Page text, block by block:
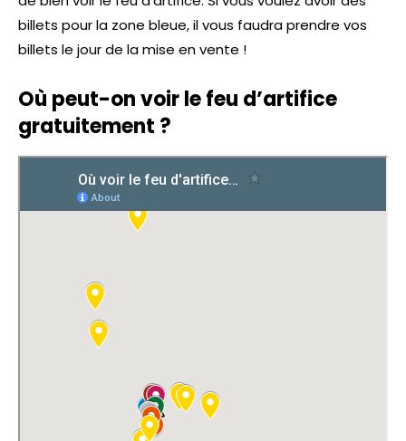
billets pour la zone bleue, il vous faudra prendre vos
billets le jour de la mise en vente !
Où peut-on voir le feu d’artifice
gratuitement ?